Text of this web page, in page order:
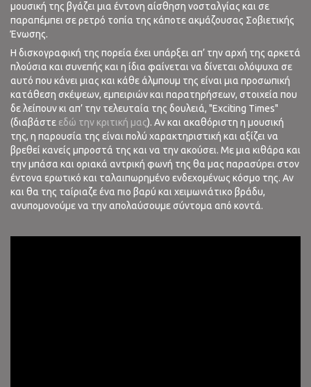
μουσική της βγάζει μια έντονη αίσθηση νοσταλγίας και σε
παραπέμπει σε ρετρό τοπία της κάποτε ακμάζουσας Σοβιετικής
Ένωσης.
Η δισκογραφική της πορεία έχει υπάρξει απ’ την αρχή της αρκετά
πλούσια και συνεπής και η ίδια φαίνεται να δίνεται ολόψυχα σε
αυτό που κάνει μιας και κάθε άλμπουμ της είναι μια προσωπική
κατάθεση σκέψεων, εμπειριών και παρατηρήσεων, στοιχεία που
δε λείπουν κι απ’ την τελευταία της δουλειά, "Exciting Times"
(διαβάστε εδώ την κριτική μας). Αν και ακαθόριστη η μουσική
της, η παρουσία της είναι πολύ χαρακτηριστική και αξίζει να
βρεθεί κανείς μπροστά της και να την ακούσει. Με μια κιθάρα και
την μπάσα και οριακά αντρική φωνή της θα μας παρασύρει στον
έντονα ερωτικό και ταλαιπωρημένο ενδεχομένως κόσμο της. Αν
και θα της ταίριαζε ένα πιο βαρύ και χειμωνιάτικο βράδυ,
ανυπομονούμε να την απολαύσουμε σύντομα από κοντά.